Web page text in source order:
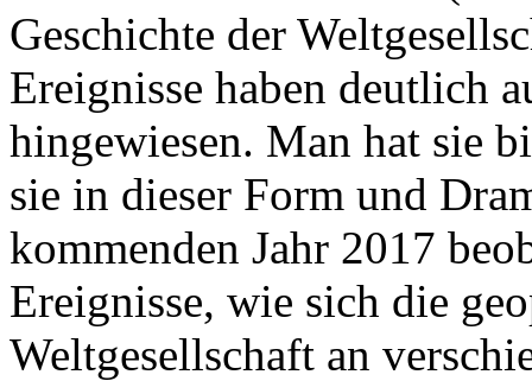
Geschichte der
Ereignisse haben deutlich
hingewiesen. Man hat sie
sie in dieser Form und
kommenden Jahr 2017
Ereignisse, wie sich die
Weltgesellschaft an